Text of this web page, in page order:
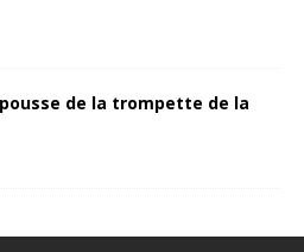
de la trompette de la